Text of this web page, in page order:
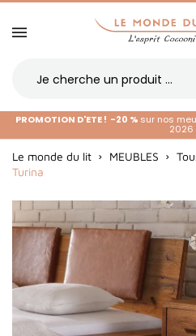
PROMOTION D'ETE ! -20 % sur nos
2026
Le monde du lit MEUBLES
Turina